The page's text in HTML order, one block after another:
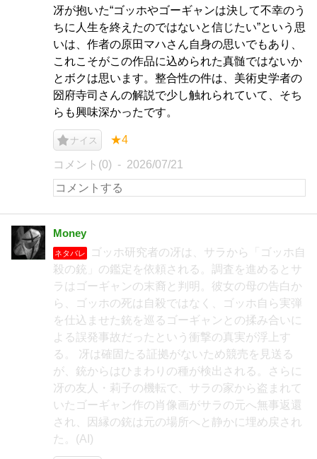
冴が抱いた“ゴッホやゴーギャンは決して不幸のう
ちに人生を終えたのではないと信じたい”という思
いは、作者の原田マハさん自身の思いでもあり、
これこそがこの作品に込められた真髄ではないか
とボクは思います。整合性の件は、美術史学者の
圀府寺司さんの解説で少し触れられていて、そち
らも興味深かったです。
ナイス ★4
コメント(0) 2026/07/21
Money
ネタバレ
ゴッホ研究者の冴は、サラから「ゴッホ自
殺の銃」の鑑定を依頼される。調査を進めるとサ
ラはゴーギャンの末裔と判明。彼女の母の告白か
ら、ゴッホの死は自殺ではなく、ゴッホ自ら実弾
を仕込ませた銃を巡るゴーギャンとの揉み合いに
よる誤発事故だったという衝撃の真実が浮上す
る。 冴は確固たる証拠がないため競売を見送る
が、銃からはひまわりの種が検出される。さらに
冴の友人・莉子の機転で、サラの家から盗まれて
いたゴーギャン作の肖像画がサラの元へ無事返還
され、因縁の銃は元の場所へと静かに埋め戻され
た。(AI)